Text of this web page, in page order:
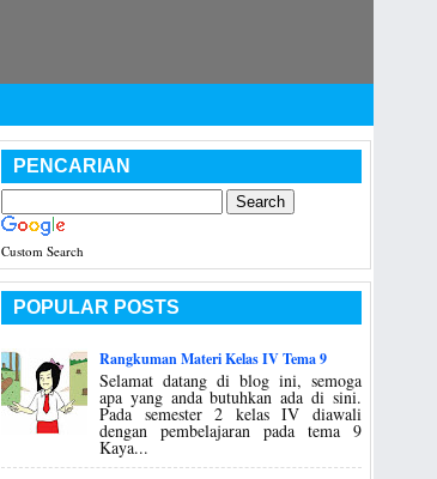
PENCARIAN
Custom Search
POPULAR POSTS
Rangkuman Materi Kelas IV Tema 9
Selamat datang di blog ini, semoga
apa yang anda butuhkan ada di sini.
Pada semester 2 kelas IV diawali
dengan pembelajaran pada tema 9
Kaya...